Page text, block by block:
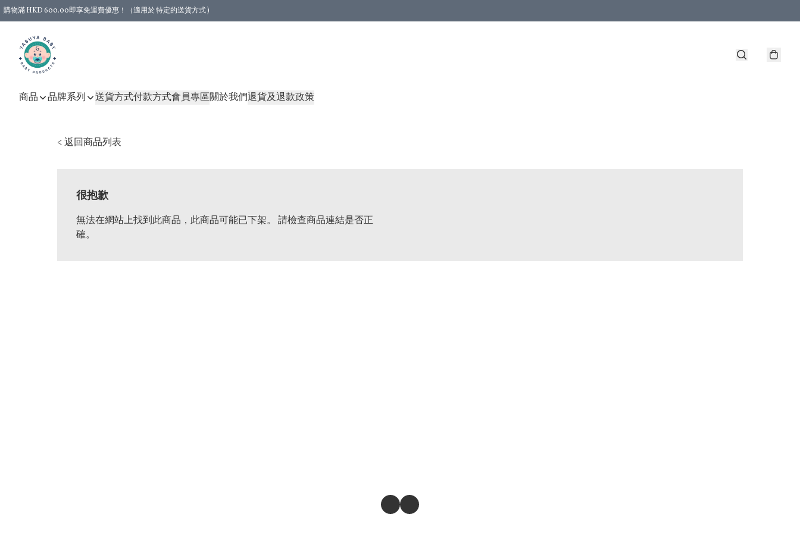
購物滿 HKD 600.00即享免運費優惠！（適用於 特定的送貨方式 )
商品 品牌系列 送貨方式付款方式會員專區關於我們退貨及退款政策
< 返回商品列表
很抱歉
無法在網站上找到此商品，此商品可能已下架。 請檢查商品連結是否正
確。